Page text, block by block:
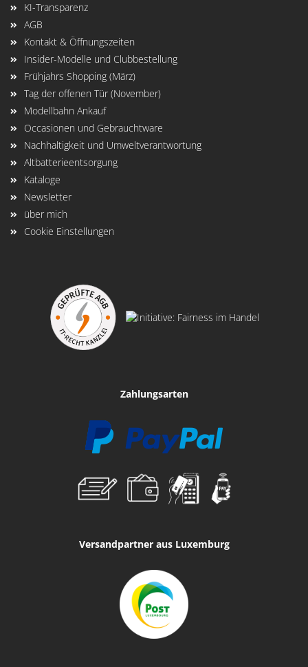
KI-Transparenz
AGB
Kontakt & Öffnungszeiten
Insider-Modelle und Clubbestellung
Frühjahrs Shopping (März)
Tag der offenen Tür (November)
Modellbahn Ankauf
Occasionen und Gebrauchtware
Nachhaltigkeit und Umweltverantwortung
Altbatterieentsorgung
Kataloge
Newsletter
über mich
Cookie Einstellungen
Zahlungsarten
Versandpartner aus Luxemburg